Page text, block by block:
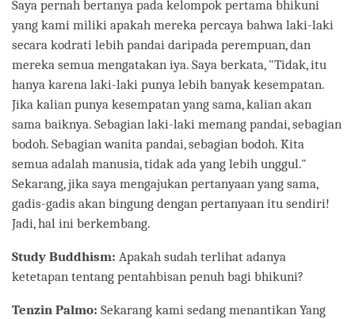
Saya pernah bertanya pada kelompok pertama bhikuni
yang kami miliki apakah mereka percaya bahwa laki-laki
secara kodrati lebih pandai daripada perempuan, dan
mereka semua mengatakan iya. Saya berkata, "Tidak, itu
hanya karena laki-laki punya lebih banyak kesempatan.
Jika kalian punya kesempatan yang sama, kalian akan
sama baiknya. Sebagian laki-laki memang pandai, sebagian
bodoh. Sebagian wanita pandai, sebagian bodoh. Kita
semua adalah manusia, tidak ada yang lebih unggul."
Sekarang, jika saya mengajukan pertanyaan yang sama,
gadis-gadis akan bingung dengan pertanyaan itu sendiri!
Jadi, hal ini berkembang.
Study Buddhism: Apakah sudah terlihat adanya
ketetapan tentang pentahbisan penuh bagi bhikuni?
Tenzin Palmo: Sekarang kami sedang menantikan Yang